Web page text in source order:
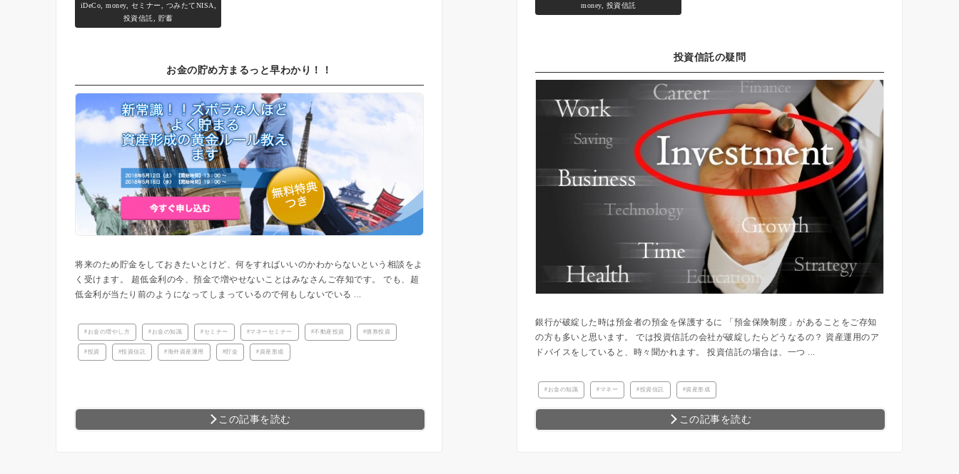
iDeCo ,money, セミナー つみたてNISA
投資信託
貯蓄
お金の貯め方まるっと早わかり！！
将来のため貯金をしておきたいとけど、何をすればいいのかわからないという相談をよ
く受けます。 超低金利の今、預金で増やせないことはみなさんご存知です。 でも、超
低金利が当たり前のようになってしまっているので何もしないでいる ...
この記事を読む
お金の増やし方 お金の知識 セミナー マネーセミナー 不動産投資 債券投資
投資 投資信託 海外資産運用 貯金 資産形成
money, 投資信託
投資信託の疑問
銀行が破綻した時は預金者の預金を保護するに 「預金保険制度」があることをご存知
の方も多いと思います。 では投資信託の会社が破綻したらどうなるの？ 資産運用のア
ドバイスをしていると、時々聞かれます。 投資信託の場合は、一つ ...
この記事を読む
お金の知識 マネー 投資信託 資産形成